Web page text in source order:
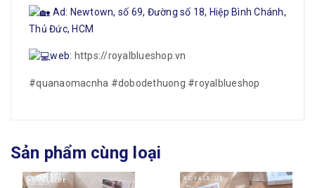
Ad: Newtown, số 69, Đường số 18, Hiệp Bình Chánh,
Thủ Đức, HCM
web: https://royalblueshop.vn
#quanaomacnha #dobodethuong #royalblueshop
Sản phẩm cùng loại